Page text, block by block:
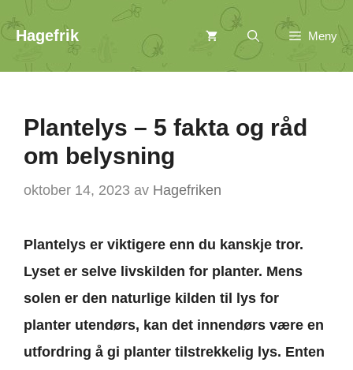
Hopp
til
innhold
Hagefrik Meny
Plantelys – 5 fakta og råd
om belysning
oktober 14, 2023 av Hagefriken
Plantelys er viktigere enn du kanskje tror.
Lyset er selve livskilden for planter. Mens
solen er den naturlige kilden til lys for
planter utendørs, kan det innendørs være en
utfordring å gi planter tilstrekkelig lys. Enten